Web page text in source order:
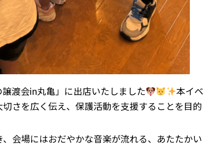
渡会in丸亀」に出店いたしました
本イベ
さを広く伝え、保護活動を支援することを目的
会場にはおだやかな音楽が流れる、あたたかい